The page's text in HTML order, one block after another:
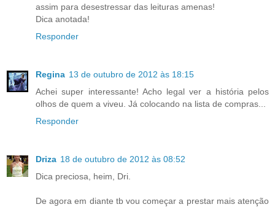
assim para desestressar das leituras amenas!
Dica anotada!
Responder
Regina 13 de outubro de 2012 às 18:15
Achei super interessante! Acho legal ver a história pelos
olhos de quem a viveu. Já colocando na lista de compras...
Responder
Driza 18 de outubro de 2012 às 08:52
Dica preciosa, heim, Dri.
De agora em diante tb vou começar a prestar mais atenção